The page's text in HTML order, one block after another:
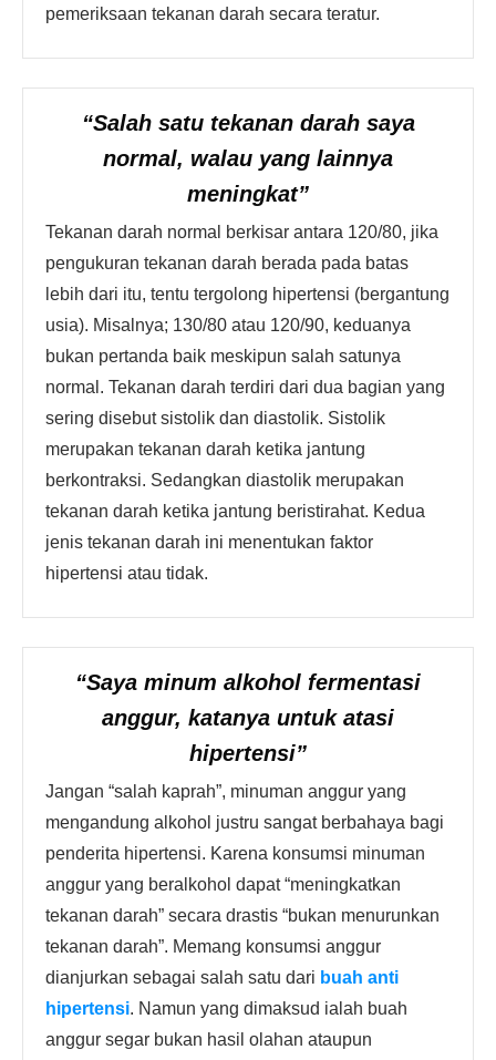
pemeriksaan tekanan darah secara teratur.
“Salah satu tekanan darah saya
normal, walau yang lainnya
meningkat”
Tekanan darah normal berkisar antara 120/80, jika
pengukuran tekanan darah berada pada batas
lebih dari itu, tentu tergolong hipertensi (bergantung
usia). Misalnya; 130/80 atau 120/90, keduanya
bukan pertanda baik meskipun salah satunya
normal. Tekanan darah terdiri dari dua bagian yang
sering disebut sistolik dan diastolik. Sistolik
merupakan tekanan darah ketika jantung
berkontraksi. Sedangkan diastolik merupakan
tekanan darah ketika jantung beristirahat. Kedua
jenis tekanan darah ini menentukan faktor
hipertensi atau tidak.
“Saya minum alkohol fermentasi
anggur, katanya untuk atasi
hipertensi”
Jangan “salah kaprah”, minuman anggur yang
mengandung alkohol justru sangat berbahaya bagi
penderita hipertensi. Karena konsumsi minuman
anggur yang beralkohol dapat “meningkatkan
tekanan darah” secara drastis “bukan menurunkan
tekanan darah”. Memang konsumsi anggur
dianjurkan sebagai salah satu dari buah anti
hipertensi. Namun yang dimaksud ialah buah
anggur segar bukan hasil olahan ataupun